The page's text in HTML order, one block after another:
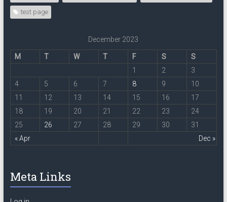
test page
December 2023
M T W T F S S
« Apr Dec »
1 2
3
4
5 6 7 8 9
10
11
12 13 14 15 16
17
18
19 20 21 22 23
24
25
26 27 28 29 30 31
Meta Links